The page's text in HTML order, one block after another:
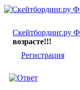
Скейтбординг.ру
возрасте!!!
Регистрация